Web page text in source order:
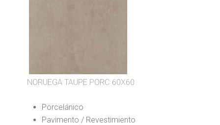
NORUEGA TAUPE PORC 60X60
Porcelánico
Pavimento / Revestimiento